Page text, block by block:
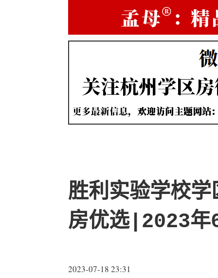
胜利实验学校
房优选|2023年
2023-07-18 23:31